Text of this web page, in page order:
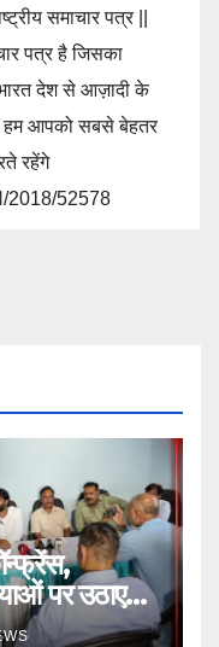
समाचार पत्र ||
पत्र है जिसका
देश से आज़ादी के
हम आपको सबसे बेहतर
रहेंगे
2018/52578
पर उठाए